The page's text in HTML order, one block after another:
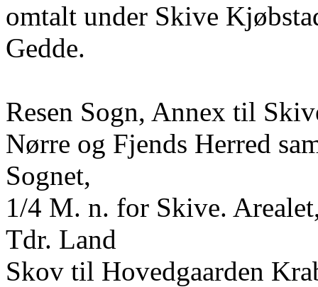
omtalt under Skive
Gedde.
Resen Sogn, Annex til
Nørre og Fjends Herred
Sognet,
1/4 M. n. for Skive.
Tdr. Land
Skov til Hovedgaarden